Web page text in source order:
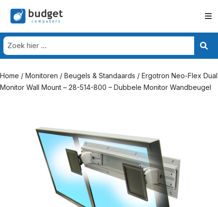
Home / Monitoren / Beugels & Standaards / Ergotron Neo-Flex Dual
Monitor Wall Mount – 28-514-800 – Dubbele Monitor Wandbeugel